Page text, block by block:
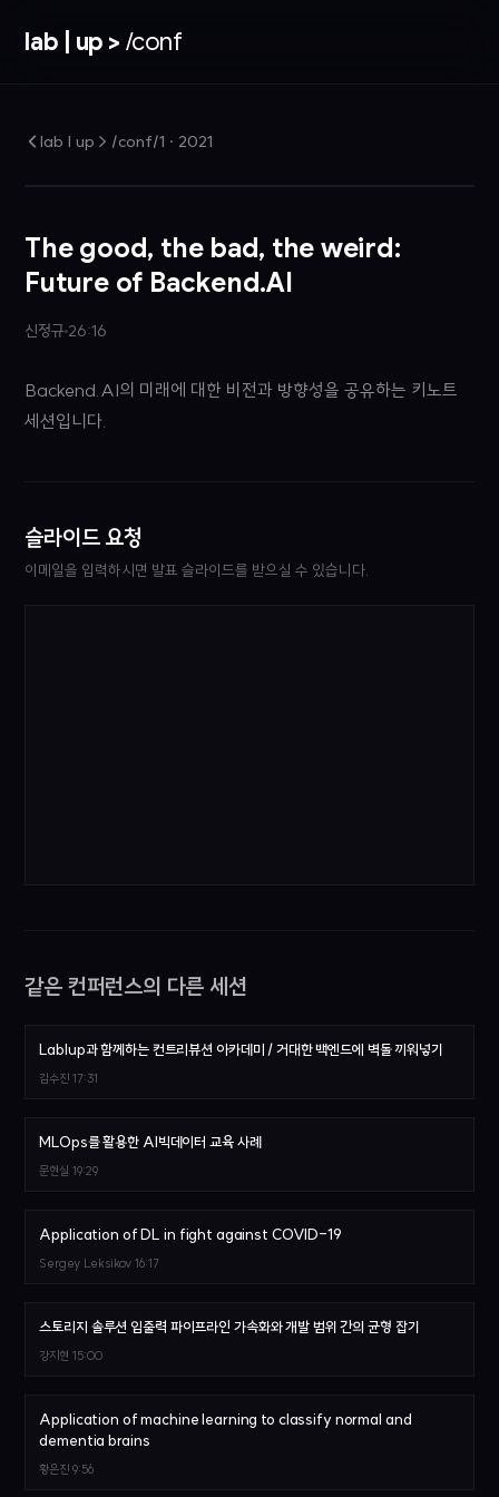
lab | up > /conf
lab | up > /conf/1 · 2021
The good, the bad, the weird:
Future of Backend.AI
신정규 26:16
Backend.AI의 미래에 대한 비전과 방향성을 공유하는 키노트
세션입니다.
슬라이드 요청
이메일을 입력하시면 발표 슬라이드를 받으실 수 있습니다.
같은 컨퍼런스의 다른 세션
Lablup과 함께하는 컨트리뷰션 아카데미 / 거대한 백엔드에 벽돌 끼워넣기
김수진 17:31
MLOps를 활용한 AI빅데이터 교육 사례
문현실 19:29
Application of DL in fight against COVID-19
Sergey Leksikov 16:17
스토리지 솔루션 입출력 파이프라인 가속화와 개발 범위 간의 균형 잡기
강지현 15:00
Application of machine learning to classify normal and
dementia brains
황은진 9:56